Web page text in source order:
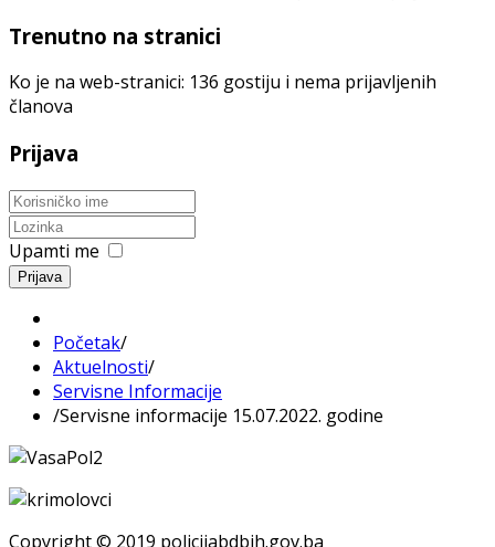
Trenutno na stranici
Ko je na web-stranici: 136 gostiju i nema prijavljenih
članova
Prijava
Upamti me
Prijava
Početak/
Aktuelnosti/
Servisne Informacije
/Servisne informacije 15.07.2022. godine
Copyright © 2019 policijabdbih.gov.ba